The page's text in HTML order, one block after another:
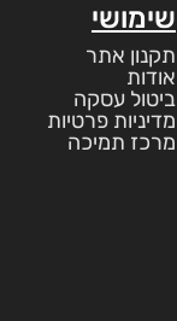
שימושי
תקנון אתר
אודות
ביטול עסקה
מדיניות פרטיות
מרכז תמיכה